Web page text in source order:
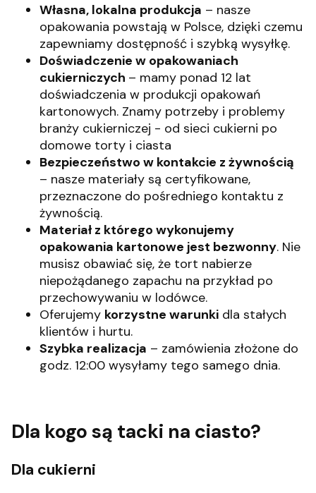
Własna, lokalna produkcja – nasze
opakowania powstają w Polsce, dzięki czemu
zapewniamy dostępność i szybką wysyłkę.
Doświadczenie w opakowaniach
cukierniczych – mamy ponad 12 lat
doświadczenia w produkcji opakowań
kartonowych. Znamy potrzeby i problemy
branży cukierniczej - od sieci cukierni po
domowe torty i ciasta
Bezpieczeństwo w kontakcie z żywnością
– nasze materiały są certyfikowane,
przeznaczone do pośredniego kontaktu z
żywnością.
Materiał z którego wykonujemy
opakowania kartonowe jest bezwonny. Nie
musisz obawiać się, że tort nabierze
niepożądanego zapachu na przykład po
przechowywaniu w lodówce.
Oferujemy korzystne warunki dla stałych
klientów i hurtu.
Szybka realizacja – zamówienia złożone do
godz. 12:00 wysyłamy tego samego dnia.
Dla kogo są tacki na ciasto?
Dla cukierni